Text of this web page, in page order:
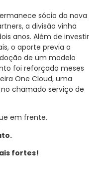
sócio da nova
a divisão vinha
anos. Além de investir
o aporte previa a
de um modelo
foi reforçado meses
One Cloud, uma
chamado serviço de
em frente.
fortes!